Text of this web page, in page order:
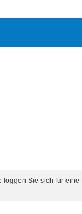
Sie sich für eine